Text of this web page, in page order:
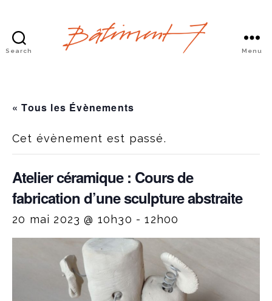
Search Menu
« Tous les Évènements
Cet évènement est passé.
Atelier céramique : Cours de
fabrication d’une sculpture abstraite
20 mai 2023 @ 10h30 -12h00